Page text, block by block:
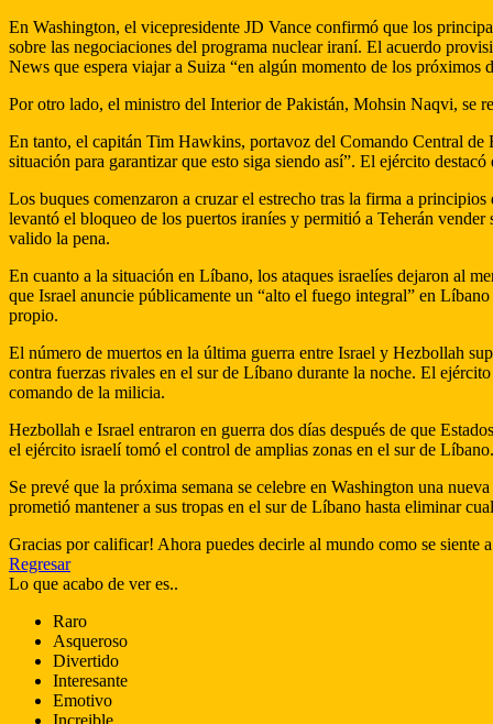
En Washington, el vicepresidente JD Vance confirmó que los
sobre las negociaciones del programa nuclear iraní. El acuerdo
News que espera viajar a Suiza “en algún momento de los próximos
Por otro lado, el ministro del Interior de Pakistán, Mohsin Naqvi, se
En tanto, el capitán Tim Hawkins, portavoz del Comando Central
situación para garantizar que esto siga siendo así”. El ejército
Los buques comenzaron a cruzar el estrecho tras la firma a
levantó el bloqueo de los puertos iraníes y permitió a Teherán
valido la pena.
En cuanto a la situación en Líbano, los ataques israelíes dejaron al
que Israel anuncie públicamente un “alto el fuego integral” en
propio.
El número de muertos en la última guerra entre Israel y Hezbollah
contra fuerzas rivales en el sur de Líbano durante la noche. El
comando de la milicia.
Hezbollah e Israel entraron en guerra dos días después de que
el ejército israelí tomó el control de amplias zonas en el sur de Líbano.
Se prevé que la próxima semana se celebre en Washington una
prometió mantener a sus tropas en el sur de Líbano hasta eliminar
Gracias por calificar! Ahora puedes decirle al mundo como se siente
Regresar
Lo que acabo de ver es..
Raro
Asqueroso
Divertido
Interesante
Emotivo
Increible